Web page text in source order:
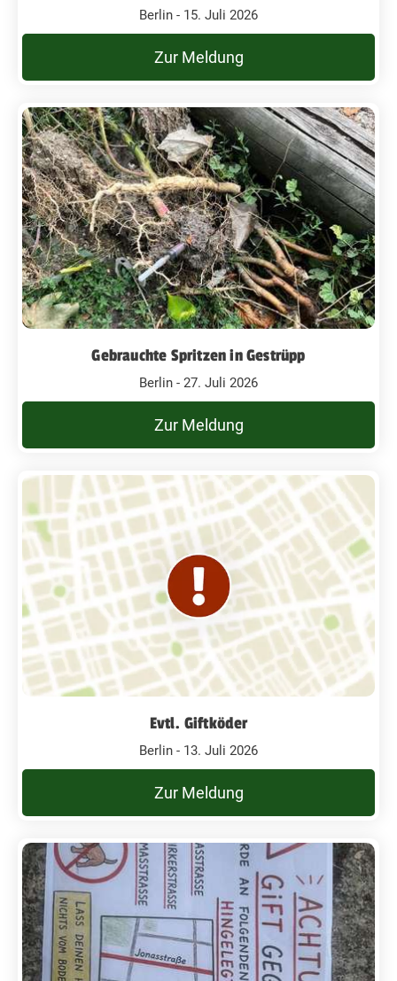
Berlin - 15. Juli 2026
Zur Meldung
Gebrauchte Spritzen in Gestrüpp
Berlin - 27. Juli 2026
Zur Meldung
Evtl. Giftköder
Berlin - 13. Juli 2026
Zur Meldung